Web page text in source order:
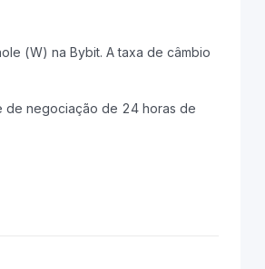
(W) na Bybit. A taxa de câmbio
de negociação de 24 horas de